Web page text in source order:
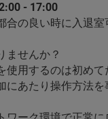
- 17:00
合の良い時に入退室
ませんか？
使用するのは初めて
にあたり操作方法